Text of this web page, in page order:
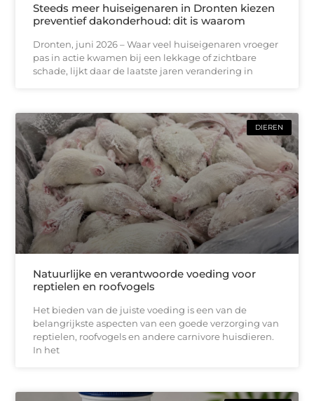
Steeds meer huiseigenaren in Dronten kiezen
preventief dakonderhoud: dit is waarom
Dronten, juni 2026 – Waar veel huiseigenaren vroeger
pas in actie kwamen bij een lekkage of zichtbare
schade, lijkt daar de laatste jaren verandering in
DIEREN
Natuurlijke en verantwoorde voeding voor
reptielen en roofvogels
Het bieden van de juiste voeding is een van de
belangrijkste aspecten van een goede verzorging van
reptielen, roofvogels en andere carnivore huisdieren.
In het